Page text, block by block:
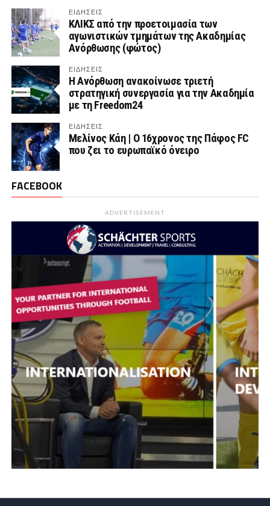
ΕΙΔΗΣΕΙΣ
ΚΛΙΚΣ από την προετοιμασία των
αγωνιστικών τμημάτων της Ακαδημίας
Ανόρθωσης (φώτος)
ΕΙΔΗΣΕΙΣ
Η Ανόρθωση ανακοίνωσε τριετή
στρατηγική συνεργασία για την Ακαδημία
με τη Freedom24
ΕΙΔΗΣΕΙΣ
Μελίνος Κάη | Ο 16χρονος της Πάφος FC
που ζει το ευρωπαϊκό όνειρο
FACEBOOK
ADVERTISEMENT